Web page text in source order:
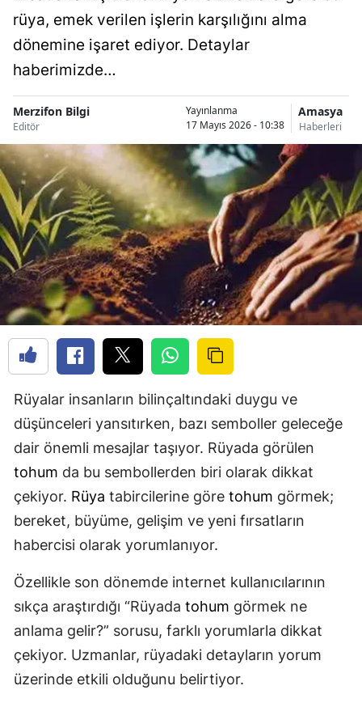
rüya, emek verilen işlerin karşılığını alma
dönemine işaret ediyor. Detaylar
haberimizde…
Merzifon Bilgi
Editör
Yayınlanma
17 Mayıs 2026 - 10:38
Amasya
Haberleri
Rüyalar insanların bilinçaltındaki duygu ve
düşünceleri yansıtırken, bazı semboller geleceğe
dair önemli mesajlar taşıyor. Rüyada görülen
tohum da bu sembollerden biri olarak dikkat
çekiyor. Rüya tabircilerine göre tohum görmek;
bereket, büyüme, gelişim ve yeni fırsatların
habercisi olarak yorumlanıyor.
Özellikle son dönemde internet kullanıcılarının
sıkça araştırdığı “Rüyada tohum görmek ne
anlama gelir?” sorusu, farklı yorumlarla dikkat
çekiyor. Uzmanlar, rüyadaki detayların yorum
üzerinde etkili olduğunu belirtiyor.